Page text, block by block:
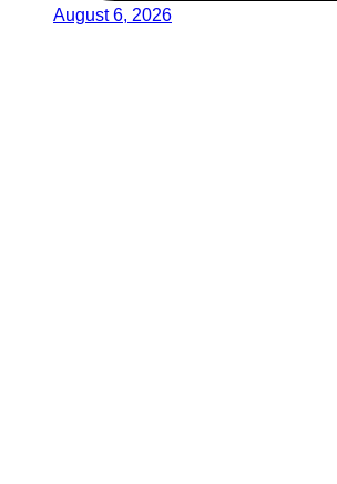
August 6, 2026